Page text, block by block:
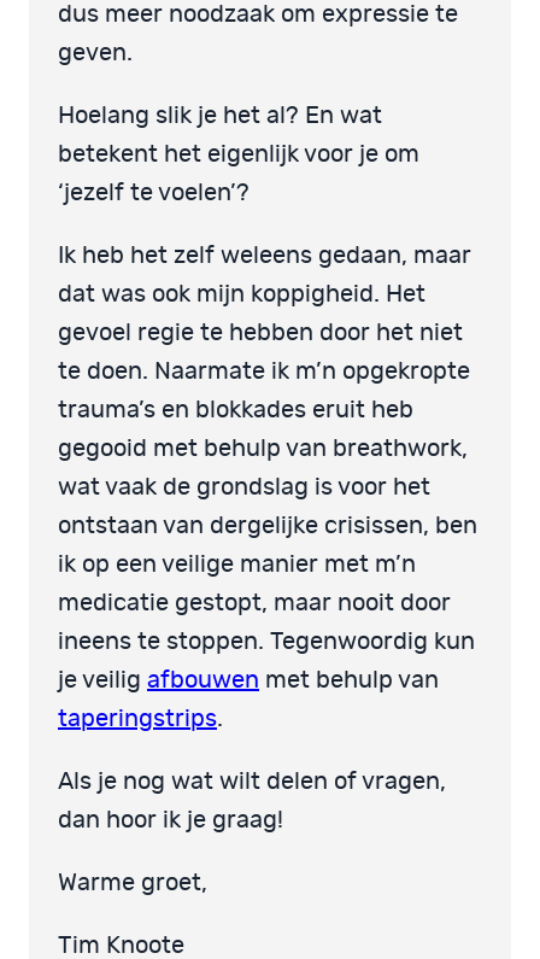
dus meer noodzaak om expressie te
geven.
Hoelang slik je het al? En wat
betekent het eigenlijk voor je om
‘jezelf te voelen’?
Ik heb het zelf weleens gedaan, maar
dat was ook mijn koppigheid. Het
gevoel regie te hebben door het niet
te doen. Naarmate ik m’n opgekropte
trauma’s en blokkades eruit heb
gegooid met behulp van breathwork,
wat vaak de grondslag is voor het
ontstaan van dergelijke crisissen, ben
ik op een veilige manier met m’n
medicatie gestopt, maar nooit door
ineens te stoppen. Tegenwoordig kun
je veilig afbouwen met behulp van
taperingstrips.
Als je nog wat wilt delen of vragen,
dan hoor ik je graag!
Warme groet,
Tim Knoote